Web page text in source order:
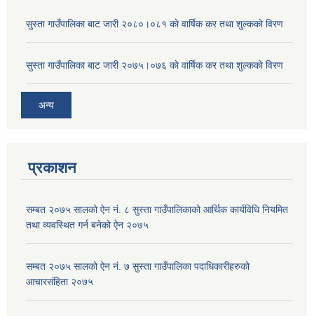
सुस्ता गाउँपालिका बाट जारी २०८०।०८१ काे वार्षिक कर तथा शुल्ककाे विरण
सुस्ता गाउँपालिका बाट जारी २०७५।०७६ काे वार्षिक कर तथा शुल्ककाे विरण
अन्य
प्रकाशन
सम्बत २०७५ सालको ऐन नं. ८ सुस्ता गाउँपालिकाको आर्थिक कार्यविधि नियमित
तथा व्यवस्थित गर्न बनेको ऐन २०७५
सम्बत २०७५ सालको ऐन नं. ७ सुस्ता गाउँपालिका पदाधिकारीहरुको
आचारसंहिता २०७५